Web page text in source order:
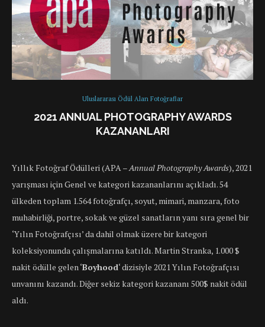
Uluslararası Ödül Alan Fotoğraflar
2021 ANNUAL PHOTOGRAPHY AWARDS
KAZANANLARI
Yıllık Fotoğraf Ödülleri (APA – Annual Photography Awards), 2021
yarışması için Genel ve kategori kazananlarını açıkladı. 54
ülkeden toplam 1.564 fotoğrafçı, soyut, mimari, manzara, foto
muhabirliği, portre, sokak ve güzel sanatların yanı sıra genel bir
‘Yılın Fotoğrafçısı’ da dahil olmak üzere bir kategori
koleksiyonunda çalışmalarına katıldı. Martin Stranka, 1.000 $
nakit ödülle gelen ‘Boyhood‘ dizisiyle 2021 Yılın Fotoğrafçısı
unvanını kazandı. Diğer sekiz kategori kazananı 500$ nakit ödül
aldı.